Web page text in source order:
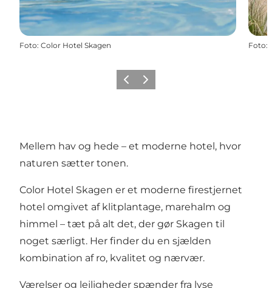
Foto: Color Hotel Skagen Foto:
ForrigeNæste
Mellem hav og hede – et moderne hotel, hvor
naturen sætter tonen.
Color Hotel Skagen er et moderne firestjernet
hotel omgivet af klitplantage, marehalm og
himmel – tæt på alt det, der gør Skagen til
noget særligt. Her finder du en sjælden
kombination af ro, kvalitet og nærvær.
Værelser og lejligheder spænder fra lyse